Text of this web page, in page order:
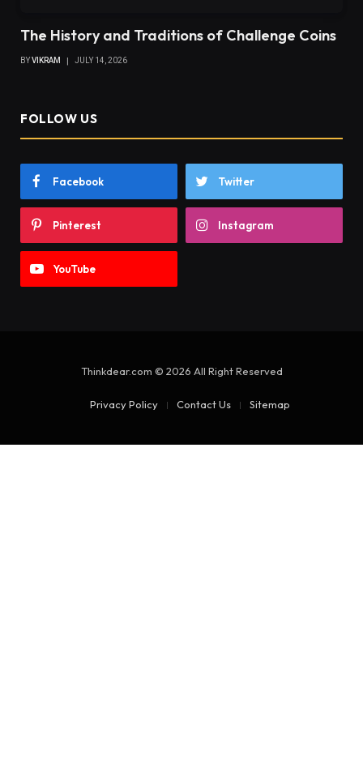
The History and Traditions of Challenge Coins
BYVIKRAM JULY 14, 2026
FOLLOW US
Facebook Twitter
Pinterest Instagram
YouTube
Thinkdear.com © 2026 All Right Reserved
Privacy Policy Contact Us Sitemap